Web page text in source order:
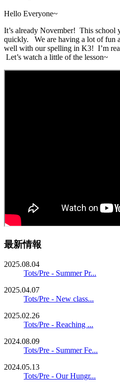
Hello Everyone~
It’s already November! This school
quickly. We are having a lot of fun
well with our spelling in K3! I’m
Let’s watch a little of the lesson~
最新情報
2025.08.04
Tots/Pre - Summer Pr...
2025.04.07
Tots/Pre - New class...
2025.02.26
Tots/Pre - Reaching ...
2024.08.09
Tots/Pre - Summer Fe...
2024.05.13
Tots/Pre - Our Hungr...